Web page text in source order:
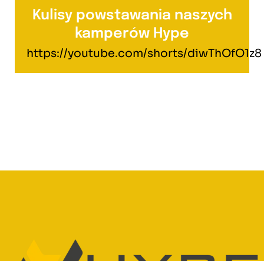
Kulisy powstawania naszych
kamperów Hype
https://youtube.com/shorts/diwThOfO1z8